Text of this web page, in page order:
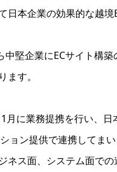
本企業の効果的な越境
堅企業にECサイト構
す。
に業務提携を行い、
ョン提供で連携してま
ネス面、システム面で